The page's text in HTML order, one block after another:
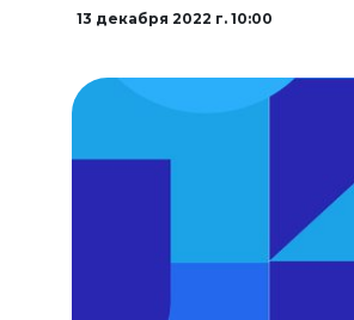
13 декабря 2022 г. 10:00